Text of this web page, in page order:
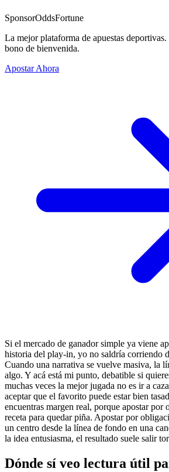
SponsorOddsFortune
La mejor plataforma de apuestas
bono de bienvenida.
Apostar Ahora
Si el mercado de ganador simple ya viene
historia del play-in, yo no saldría corriendo
Cuando una narrativa se vuelve masiva, la
algo. Y acá está mi punto, debatible si
muchas veces la mejor jugada no es ir a
aceptar que el favorito puede estar bien
encuentras margen real, porque apostar por
receta para quedar piña. Apostar por
un centro desde la línea de fondo en una
la idea entusiasma, el resultado suele salir
Dónde sí veo lectura útil